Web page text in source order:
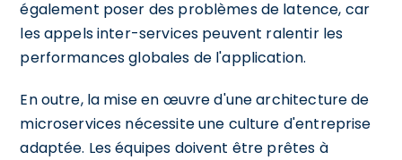
également poser des problèmes de latence, car
les appels inter-services peuvent ralentir les
performances globales de l'application.
En outre, la mise en œuvre d'une architecture de
microservices nécessite une culture d'entreprise
adaptée. Les équipes doivent être prêtes à